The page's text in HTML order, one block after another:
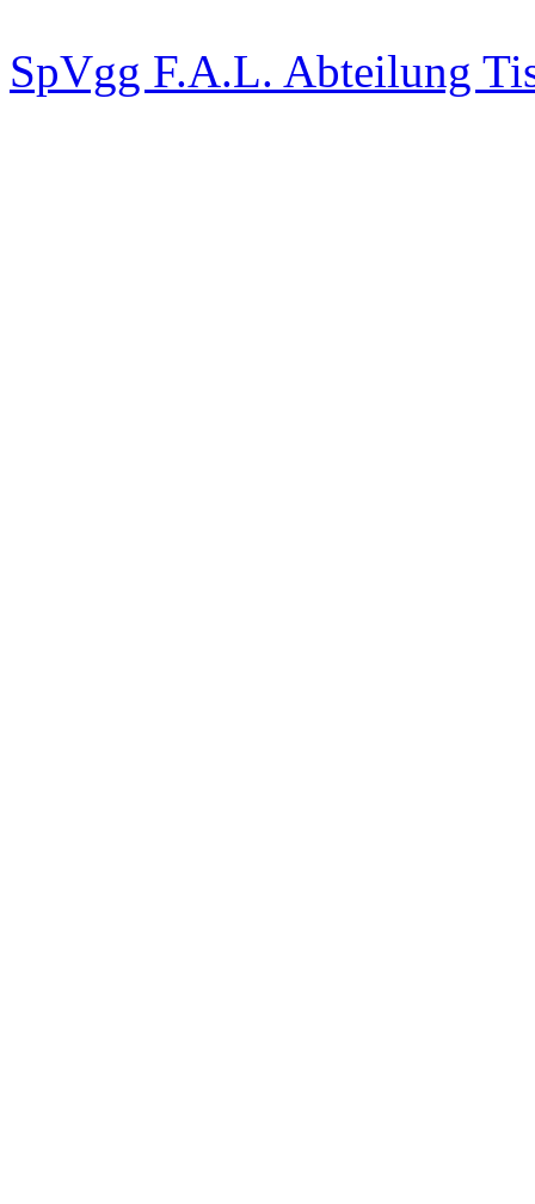
SpVgg F.A.L. Abteilung